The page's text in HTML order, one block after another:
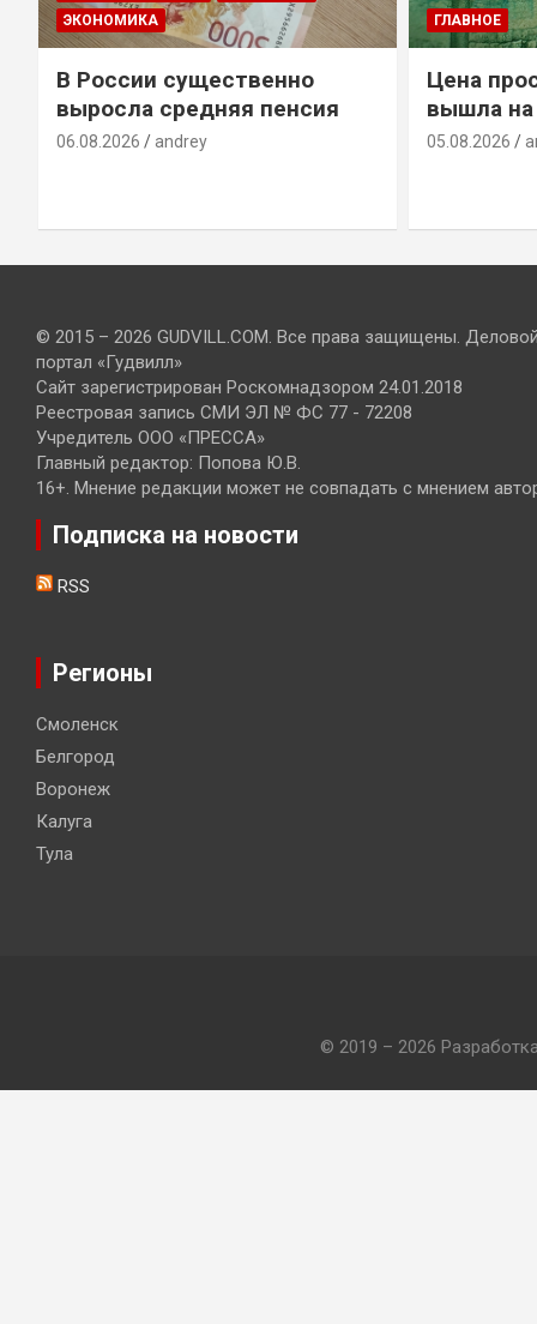
ЭКОНОМИКА
В России существенно
выросла средняя пенсия
06.08.2026 andrey
ГЛАВНОЕ
Цена
вышла
05.08.2026
© 2015 – 2026 GUDVILL.COM. Все права защищены.
портал «Гудвилл»
Сайт зарегистрирован Роскомнадзором 24.01.2018
Реестровая запись СМИ ЭЛ № ФС 77 - 72208
Учредитель ООО «ПРЕССА»
Главный редактор: Попова Ю.В.
16+. Мнение редакции может не совпадать с мнением
Подписка на новости
RSS
Регионы
Смоленск
Белгород
Воронеж
Калуга
Тула
© 2019 – 2026